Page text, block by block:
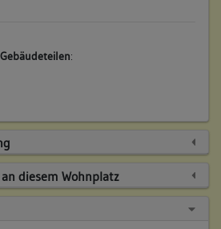
:
diesem Wohnplatz